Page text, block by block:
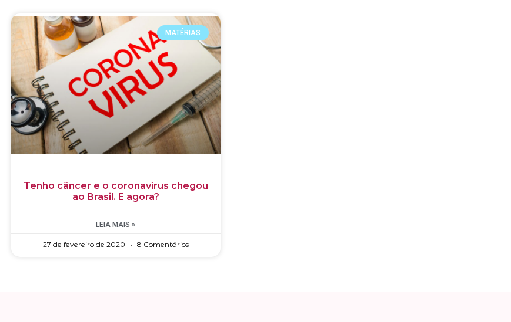
MATÉRIAS
Tenho câncer e o coronavírus chegou
ao Brasil. E agora?
LEIA MAIS »
27 de fevereiro de 2020 8 Comentários